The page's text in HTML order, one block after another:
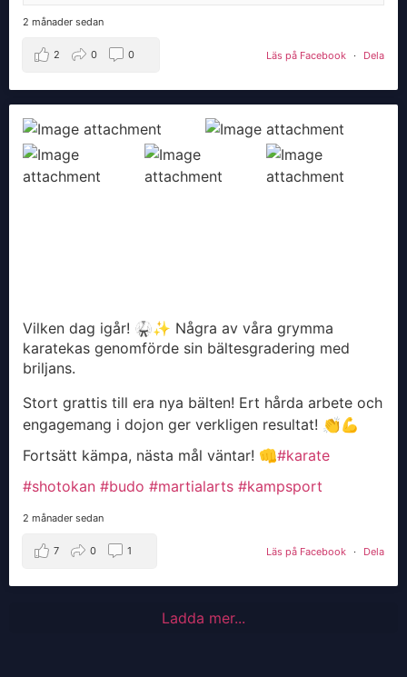
2 månader sedan
Läs på Facebook · Dela
2 0 0
Vilken dag igår! 🥋✨ Några av våra grymma
karatekas genomförde sin bältesgradering med
briljans.
Stort grattis till era nya bälten! Ert hårda arbete och
engagemang i dojon ger verkligen resultat! 👏💪
Fortsätt kämpa, nästa mål väntar! 👊#karate
#shotokan #budo #martialarts #kampsport
2 månader sedan
Läs på Facebook · Dela
7 0 1
Ladda mer...